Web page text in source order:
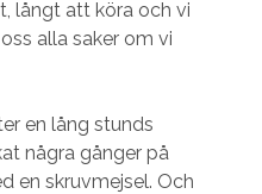
långt att köra och vi
alla saker om vi
en lång stunds
några gånger på
en skruvmejsel. Och